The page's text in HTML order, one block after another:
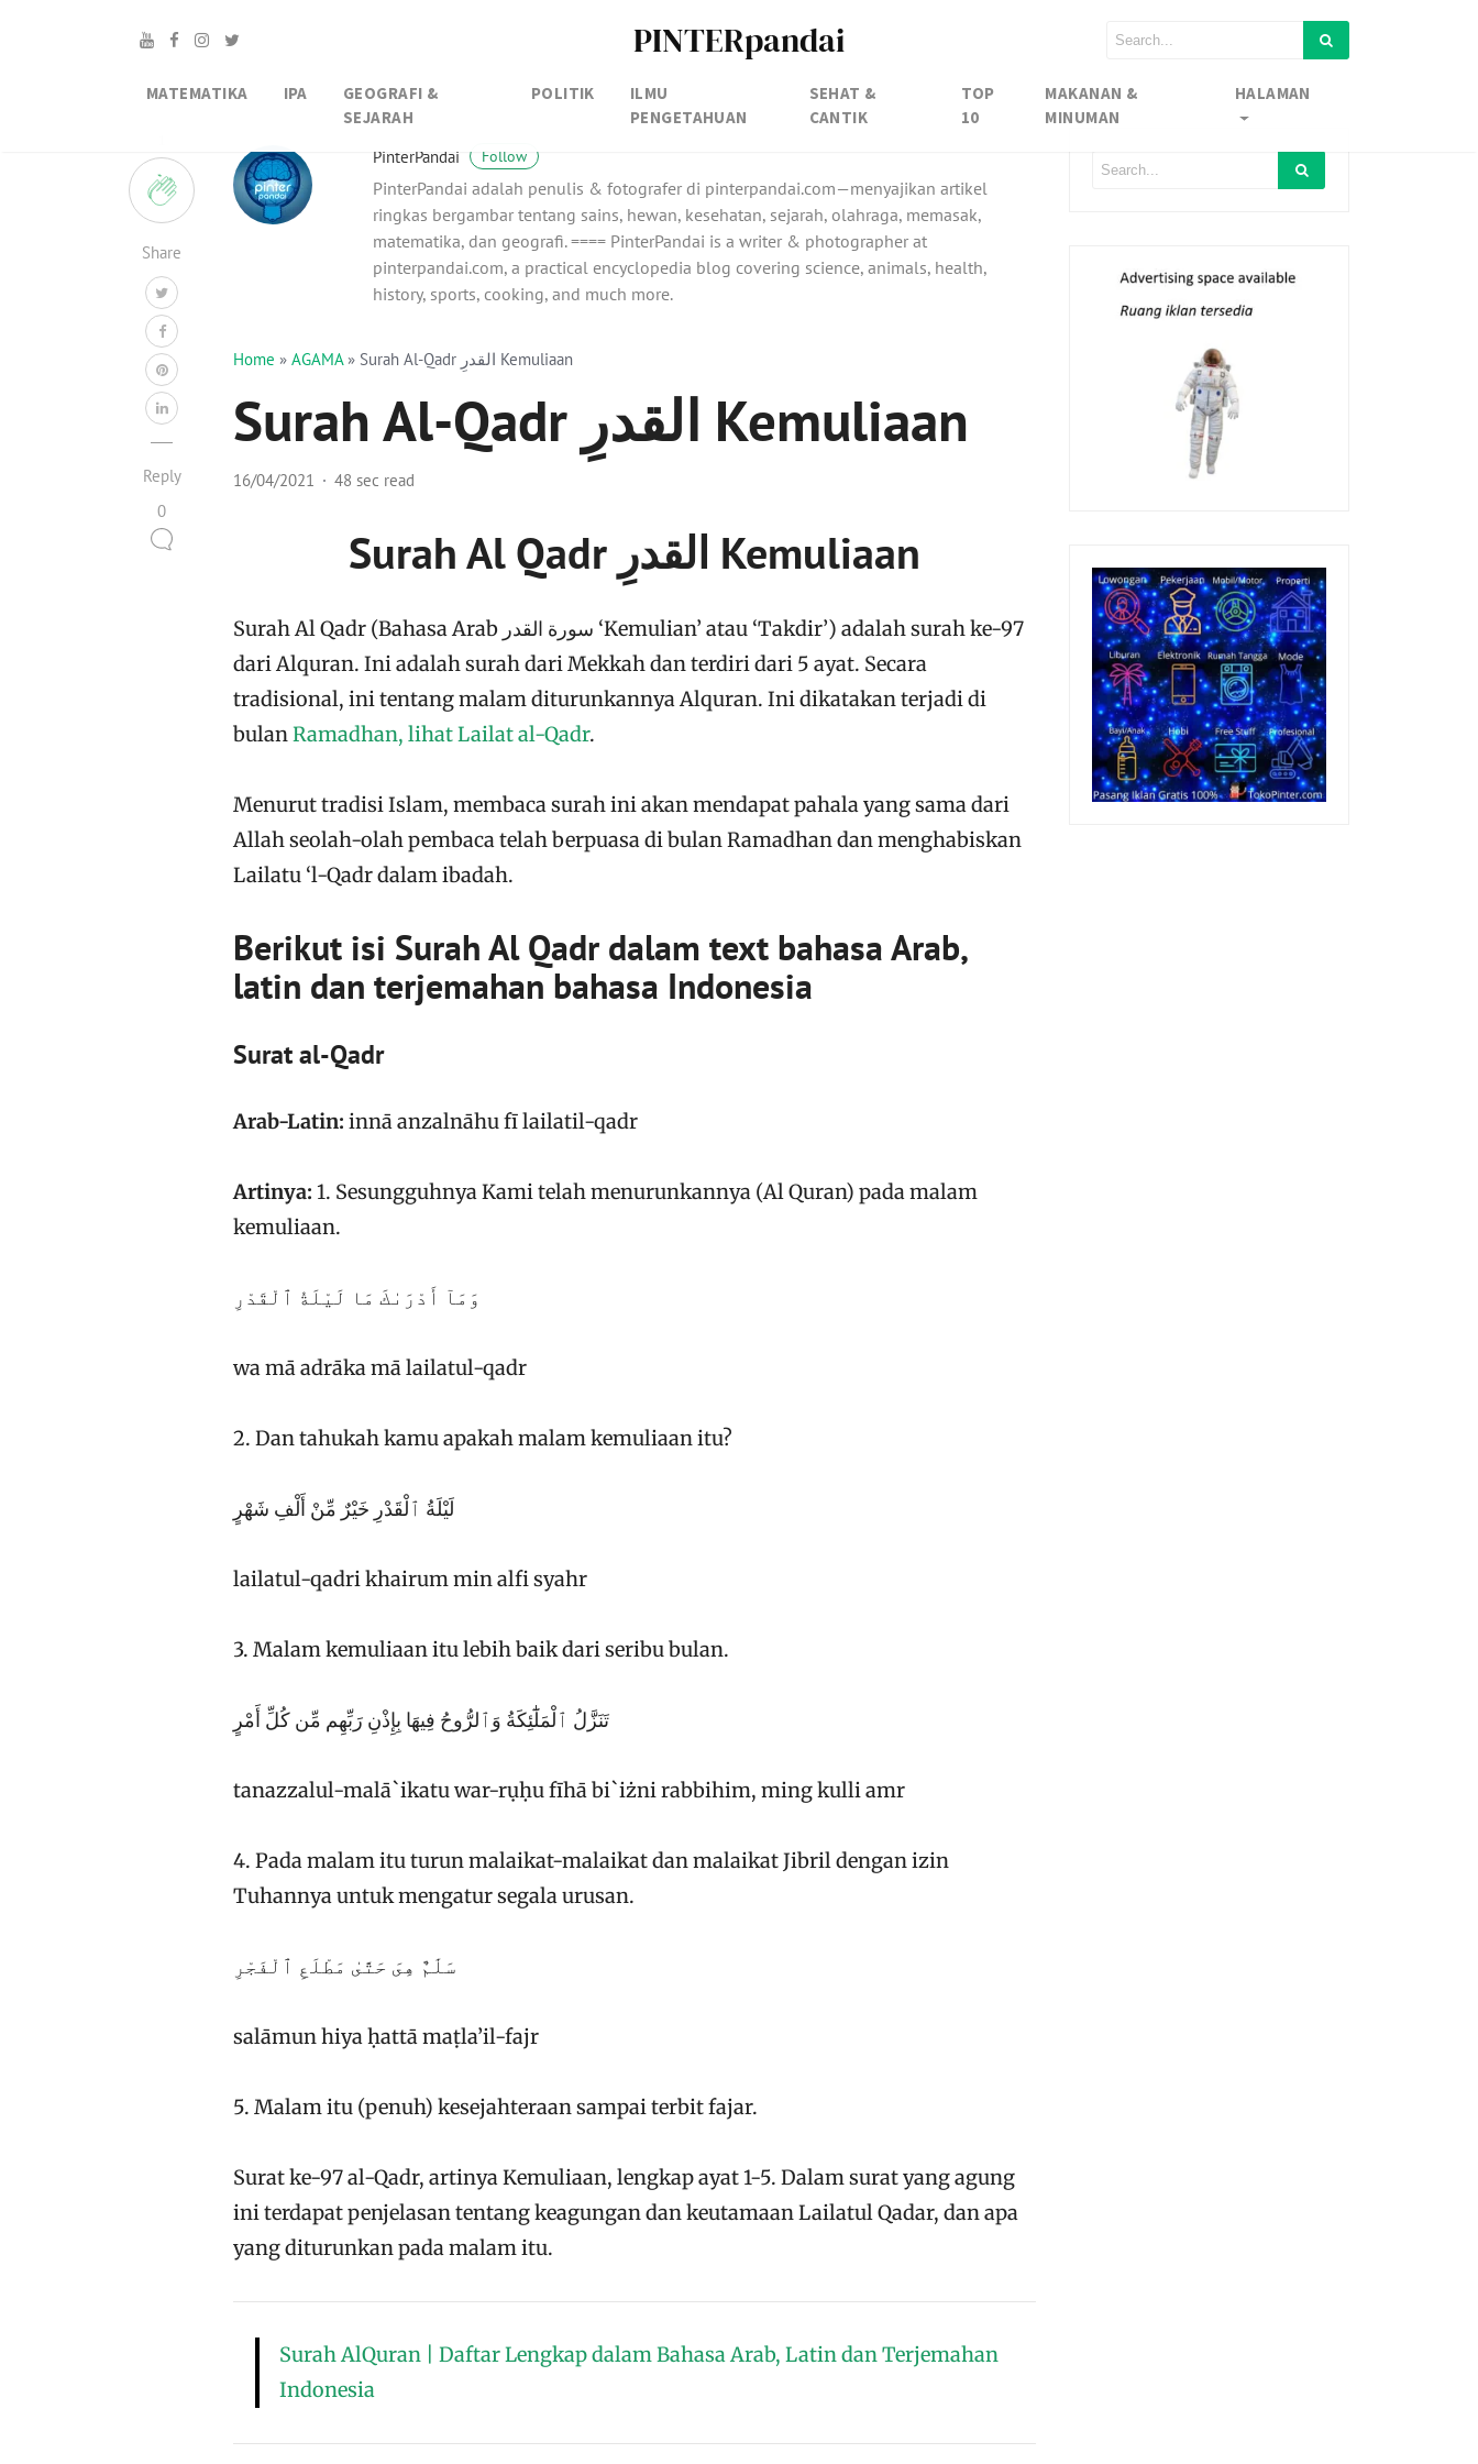
PINTERpandai
MATEMATIKA IPA
GEOGRAFI &
SEJARAH
POLITIK
ILMU
PENGETAHUAN
SEHAT &
CANTIK
TOP
10
MAKANAN &
MINUMAN
HALAMAN
Share
Reply
0
PinterPandai Follow
PinterPandai adalah penulis & fotografer di pinterpandai.com—menyajikan artikel
ringkas bergambar tentang sains, hewan, kesehatan, sejarah, olahraga, memasak,
matematika, dan geografi. ==== PinterPandai is a writer & photographer at
pinterpandai.com, a practical encyclopedia blog covering science, animals, health,
history, sports, cooking, and much more.
Home » AGAMA» Surah Al-Qadr القدرِ Kemuliaan
Surah Al-Qadr القدرِ Kemuliaan
16/04/2021 48 sec read
Surah Al Qadr القدرِ Kemuliaan
Surah Al Qadr (Bahasa Arab سورة القدر ‘Kemulian’ atau ‘Takdir’) adalah surah ke-97
dari Alquran. Ini adalah surah dari Mekkah dan terdiri dari 5 ayat. Secara
tradisional, ini tentang malam diturunkannya Alquran. Ini dikatakan terjadi di
bulanRamadhan, lihat Lailat al-Qadr.
Menurut tradisi Islam, membaca surah ini akan mendapat pahala yang sama dari
Allah seolah-olah pembaca telah berpuasa di bulan Ramadhan dan menghabiskan
Lailatu ‘l-Qadr dalam ibadah.
Berikut isi Surah Al Qadr dalam text bahasa Arab,
latin dan terjemahan bahasa Indonesia
Surat al-Qadr
Arab-Latin: innā anzalnāhu fī lailatil-qadr
Artinya: 1. Sesungguhnya Kami telah menurunkannya (Al Quran) pada malam
kemuliaan.
وَمَآ أَدْرَىٰكَ مَا لَيْلَةُ ٱلْقَدْرِ
wa mā adrāka mā lailatul-qadr
2. Dan tahukah kamu apakah malam kemuliaan itu?
لَيْلَةُ ٱلْقَدْرِ خَيْرٌ مِّنْ أَلْفِ شَهْرٍ
lailatul-qadri khairum min alfi syahr
3. Malam kemuliaan itu lebih baik dari seribu bulan.
تَنَزَّلُ ٱلْمَلَٰٓئِكَةُ وَٱلرُّوحُ فِيهَا بِإِذْنِ رَبِّهِم مِّن كُلِّ أَمْرٍ
tanazzalul-malā`ikatu war-rụḥu fīhā bi`iżni rabbihim, ming kulli amr
4. Pada malam itu turun malaikat-malaikat dan malaikat Jibril dengan izin
Tuhannya untuk mengatur segala urusan.
سَلَٰمٌ هِىَ حَتَّىٰ مَطْلَعِ ٱلْفَجْرِ
salāmun hiya ḥattā maṭla’il-fajr
5. Malam itu (penuh) kesejahteraan sampai terbit fajar.
Surat ke-97 al-Qadr, artinya Kemuliaan, lengkap ayat 1-5. Dalam surat yang agung
ini terdapat penjelasan tentang keagungan dan keutamaan Lailatul Qadar, dan apa
yang diturunkan pada malam itu.
Surah AlQuran | Daftar Lengkap dalam Bahasa Arab, Latin dan Terjemahan
Indonesia